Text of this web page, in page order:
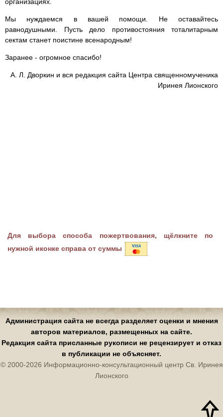
Мы нуждаемся в вашей помощи. Не оставайтесь
равнодушными. Пусть дело противостояния тоталитарным
сектам станет поистине всенародным!
Заранее - огромное спасибо!
А. Л. Дворкин и вся редакция сайта Центра священномученика
Иринея Лионского
Для выбора способа пожертвования, щёлкните по
нужной иконке справа от суммы
Администрация сайта не всегда разделяет оценки и мнения
авторов материалов, размещенных на сайте.
Редакция сайта присланные рукописи не рецензирует и отказ
в публикации не объясняет.
© 2000-2026 Информационно-консультационный центр Св. Иринея
Лионского